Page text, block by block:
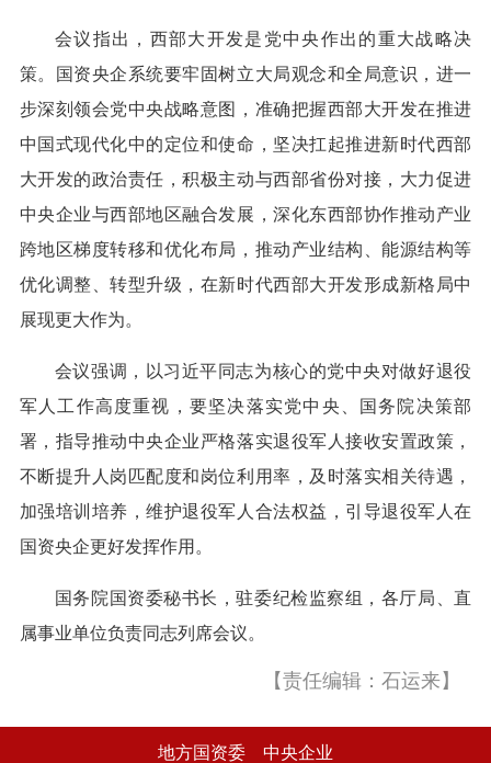
会议指出，西部大开发是党中央作出的重大战略决
策。国资央企系统要牢固树立大局观念和全局意识，进一
步深刻领会党中央战略意图，准确把握西部大开发在推进
中国式现代化中的定位和使命，坚决扛起推进新时代西部
大开发的政治责任，积极主动与西部省份对接，大力促进
中央企业与西部地区融合发展，深化东西部协作推动产业
跨地区梯度转移和优化布局，推动产业结构、能源结构等
优化调整、转型升级，在新时代西部大开发形成新格局中
展现更大作为。
会议强调，以习近平同志为核心的党中央对做好退役
军人工作高度重视，要坚决落实党中央、国务院决策部
署，指导推动中央企业严格落实退役军人接收安置政策，
不断提升人岗匹配度和岗位利用率，及时落实相关待遇，
加强培训培养，维护退役军人合法权益，引导退役军人在
国资央企更好发挥作用。
国务院国资委秘书长，驻委纪检监察组，各厅局、直
属事业单位负责同志列席会议。
【责任编辑：石运来】
地方国资委 中央企业